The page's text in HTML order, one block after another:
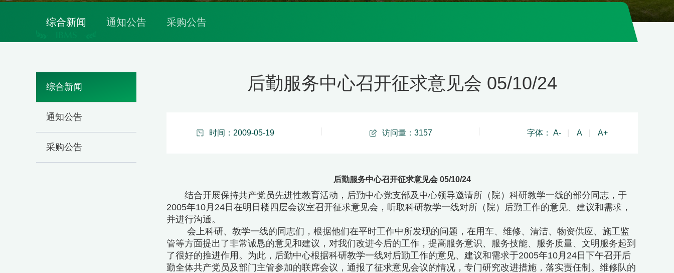
综合新闻 通知公告 采购公告
综合新闻
通知公告
采购公告
后勤服务中心召开征求意见会 05/10/24
时间：2009-05-19 访问量： 3157 字体： A- A A+
后勤服务中心召开征求意见会 05/10/24
结合开展保持共产党员先进性教育活动，后勤中心党支部及中心领导邀请所（院）科研教学一线的部分同志，于
2005年10月24日在明日楼四层会议室召开征求意见会，听取科研教学一线对所（院）后勤工作的意见、建议和需求，
并进行沟通。
会上科研、教学一线的同志们，根据他们在平时工作中所发现的问题，在用车、维修、清洁、物资供应、施工监
管等方面提出了非常诚恳的意见和建议，对我们改进今后的工作，提高服务意识、服务技能、服务质量、文明服务起到
了很好的推进作用。为此，后勤中心根据科研教学一线对后勤工作的意见、建议和需求于2005年10月24日下午召开后
勤全体共产党员及部门主管参加的联席会议，通报了征求意见会议的情况，专门研究改进措施，落实责任制。维修队的